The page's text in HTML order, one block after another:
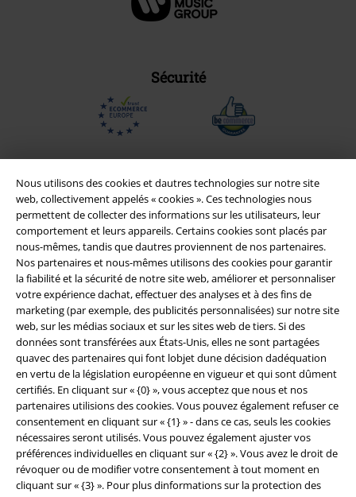
Nous utilisons des cookies et dautres technologies sur notre site
web, collectivement appelés « cookies ». Ces technologies nous
permettent de collecter des informations sur les utilisateurs, leur
comportement et leurs appareils. Certains cookies sont placés par
nous-mêmes, tandis que dautres proviennent de nos partenaires.
Nos partenaires et nous-mêmes utilisons des cookies pour garantir
la fiabilité et la sécurité de notre site web, améliorer et personnaliser
votre expérience dachat, effectuer des analyses et à des fins de
marketing (par exemple, des publicités personnalisées) sur notre site
web, sur les médias sociaux et sur les sites web de tiers. Si des
données sont transférées aux États-Unis, elles ne sont partagées
quavec des partenaires qui font lobjet dune décision dadéquation
en vertu de la législation européenne en vigueur et qui sont dûment
certifiés. En cliquant sur « {0} », vous acceptez que nous et nos
partenaires utilisions des cookies. Vous pouvez également refuser ce
consentement en cliquant sur « {1} » - dans ce cas, seuls les cookies
nécessaires seront utilisés. Vous pouvez également ajuster vos
préférences individuelles en cliquant sur « {2} ». Vous avez le droit de
révoquer ou de modifier votre consentement à tout moment en
cliquant sur « {3} ». Pour plus dinformations sur la protection des
Sécurité
Légal
Conditions générales
Éditeur
Clauses de confidentialité
Élimination des déchets et protection de l'environnement
Déclaration de Conformité